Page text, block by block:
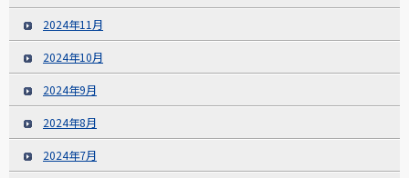
2024年11月
2024年10月
2024年9月
2024年8月
2024年7月